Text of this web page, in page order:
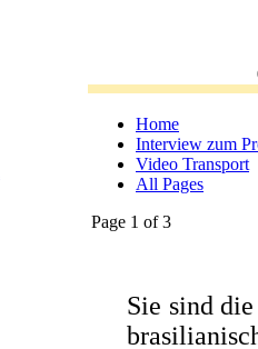
Home
Interview zum
Video Transport
All Pages
Page 1 of 3
Sie sind